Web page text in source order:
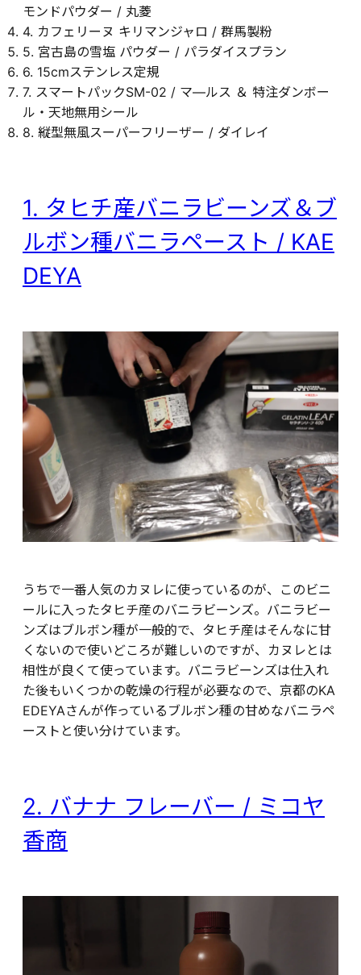
モンドパウダー / 丸菱
4. カフェリーヌ キリマンジャロ / 群馬製粉
5. 宮古島の雪塩 パウダー / パラダイスプラン
6. 15cmステンレス定規
7. スマートパックSM-02 / マ―ルス ＆ 特注ダンボー
ル・天地無用シール
8. 縦型無風スーパーフリーザー / ダイレイ
1. タヒチ産バニラビーンズ＆ブ
ルボン種バニラペースト / KAE
DEYA
うちで一番人気のカヌレに使っているのが、このビニ
ールに入ったタヒチ産のバニラビーンズ。バニラビー
ンズはブルボン種が一般的で、タヒチ産はそんなに甘
くないので使いどころが難しいのですが、カヌレとは
相性が良くて使っています。バニラビーンズは仕入れ
た後もいくつかの乾燥の行程が必要なので、京都のKA
EDEYAさんが作っているブルボン種の甘めなバニラペ
ーストと使い分けています。
2. バナナ フレーバー / ミコヤ
香商